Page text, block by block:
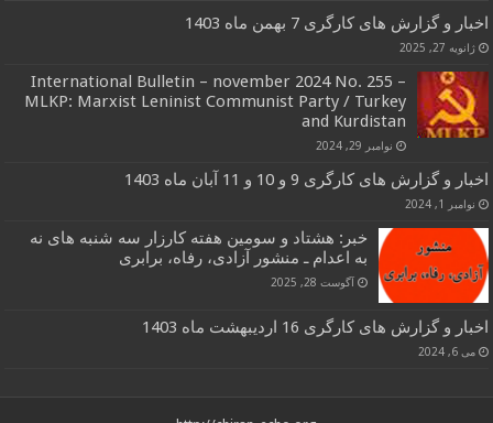
اخبار و گزارش های کارگری 7 بهمن ماه 1403
ژانویه 27, 2025
International Bulletin – november 2024 No. 255 –
MLKP: Marxist Leninist Communist Party / Turkey
and Kurdistan
نوامبر 29, 2024
اخبار و گزارش های کارگری 9 و 10 و 11 آبان ماه 1403
نوامبر 1, 2024
خبر: هشتاد و سومین هفته کارزار سه شنبه های نه
به اعدام ـ منشور آزادی، رفاه، برابری
آگوست 28, 2025
اخبار و گزارش های کارگری 16 اردیبهشت ماه 1403
می 6, 2024